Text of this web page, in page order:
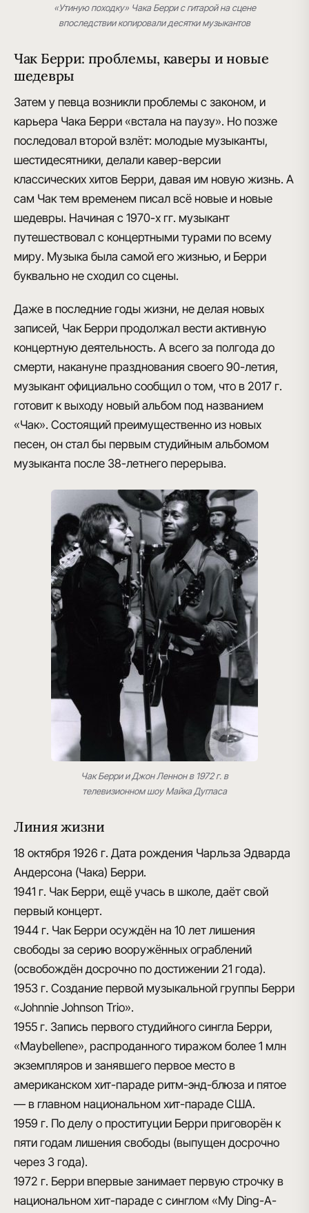
«Утиную походку» Чака Берри с гитарой на сцене
впоследствии копировали десятки музыкантов
Чак Берри: проблемы, каверы и новые
шедевры
Затем у певца возникли проблемы с законом, и
карьера Чака Берри «встала на паузу». Но позже
последовал второй взлёт: молодые музыканты,
шестидесятники, делали кавер-версии
классических хитов Берри, давая им новую жизнь. А
сам Чак тем временем писал всё новые и новые
шедевры. Начиная с 1970-х гг. музыкант
путешествовал с концертными турами по всему
миру. Музыка была самой его жизнью, и Берри
буквально не сходил со сцены.
Даже в последние годы жизни, не делая новых
записей, Чак Берри продолжал вести активную
концертную деятельность. А всего за полгода до
смерти, накануне празднования своего 90-летия,
музыкант официально сообщил о том, что в 2017 г.
готовит к выходу новый альбом под названием
«Чак». Состоящий преимущественно из новых
песен, он стал бы первым студийным альбомом
музыканта после 38-летнего перерыва.
Чак Берри и Джон Леннон в 1972 г. в
телевизионном шоу Майка Дугласа
Линия жизни
18 октября 1926 г. Дата рождения Чарльза Эдварда
Андерсона (Чака) Берри.
1941 г. Чак Берри, ещё учась в школе, даёт свой
первый концерт.
1944 г. Чак Берри осуждён на 10 лет лишения
свободы за серию вооружённых ограблений
(освобождён досрочно по достижении 21 года).
1953 г. Создание первой музыкальной группы Берри
«Johnnie Johnson Trio».
1955 г. Запись первого студийного сингла Берри,
«Maybellene», распроданного тиражом более 1 млн
экземпляров и занявшего первое место в
американском хит-параде ритм-энд-блюза и пятое
— в главном национальном хит-параде США.
1959 г. По делу о проституции Берри приговорён к
пяти годам лишения свободы (выпущен досрочно
через 3 года).
1972 г. Берри впервые занимает первую строчку в
национальном хит-параде с синглом «My Ding-A-